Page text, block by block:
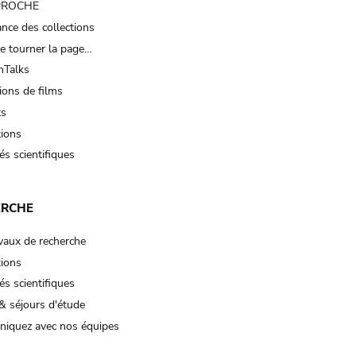
des collections
tourner la page…
de films
scientifiques
de recherche
scientifiques
séjours d'étude
avec nos équipes